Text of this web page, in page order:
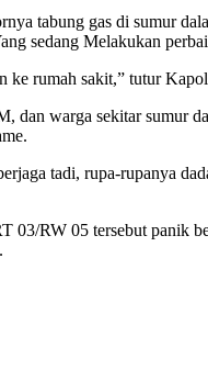
tabung gas di sumur
sedang Melakukan
ke rumah sakit,” tutur
warga sekitar sumur
tadi, rupa-rupanya
RW 05 tersebut panik